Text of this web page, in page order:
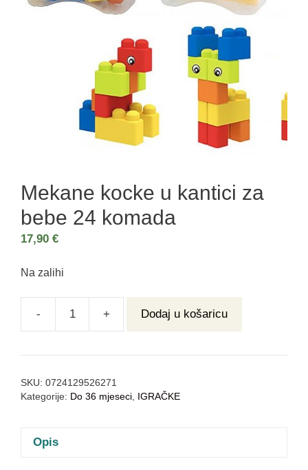
Mekane kocke u kantici za
bebe 24 komada
17,90 €
Na zalihi
- + Dodaj u košaricu
SKU: 0724129526271
Kategorije: Do 36 mjeseci IGRAČKE
Opis